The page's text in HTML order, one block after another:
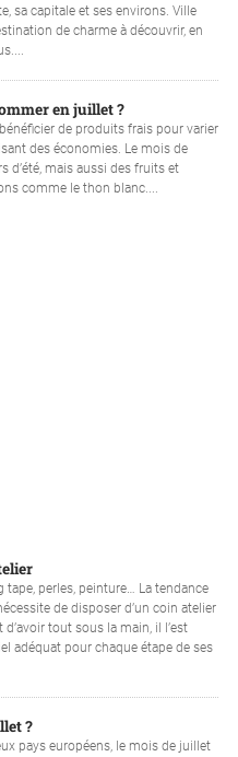
sa capitale et ses environs. Ville
de charme à découvrir, en
en juillet ?
de produits frais pour varier
des économies. Le mois de
d’été, mais aussi des fruits et
comme le thon blanc....
tape, perles, peinture… La tendance
de disposer d’un coin atelier
tout sous la main, il l’est
adéquat pour chaque étape de ses
?
pays européens, le mois de juillet